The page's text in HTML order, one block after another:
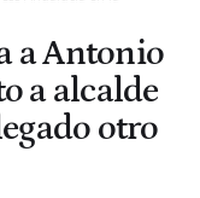
a Antonio
a alcalde
otro